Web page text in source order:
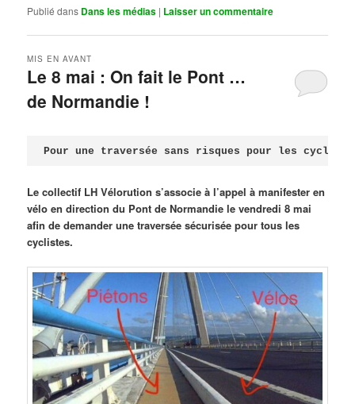
Publié dans Dans les médias | Laisser un commentaire
Le 8 mai : On fait le Pont …
de Normandie !
MIS EN AVANT
Pour une traversée sans risques pour les
Le collectif LH Vélorution s’associe à l’appel à manifester en
vélo en direction du Pont de Normandie le vendredi 8 mai
afin de demander une traversée sécurisée pour tous les
cyclistes.